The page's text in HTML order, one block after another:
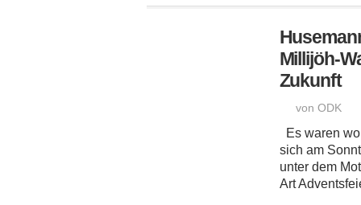
Millijöh-
Zukunft
von ODK
Es waren
sich am
unter dem
Art